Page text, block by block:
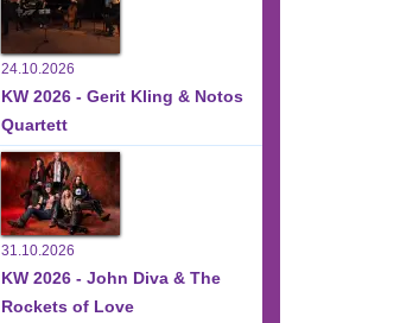
24.10.2026
KW 2026 - Gerit Kling & Notos
Quartett
31.10.2026
KW 2026 - John Diva & The
Rockets of Love